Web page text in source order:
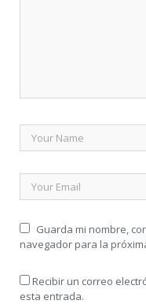
Guarda mi nombre,
navegador para la
Recibir un correo
esta entrada.